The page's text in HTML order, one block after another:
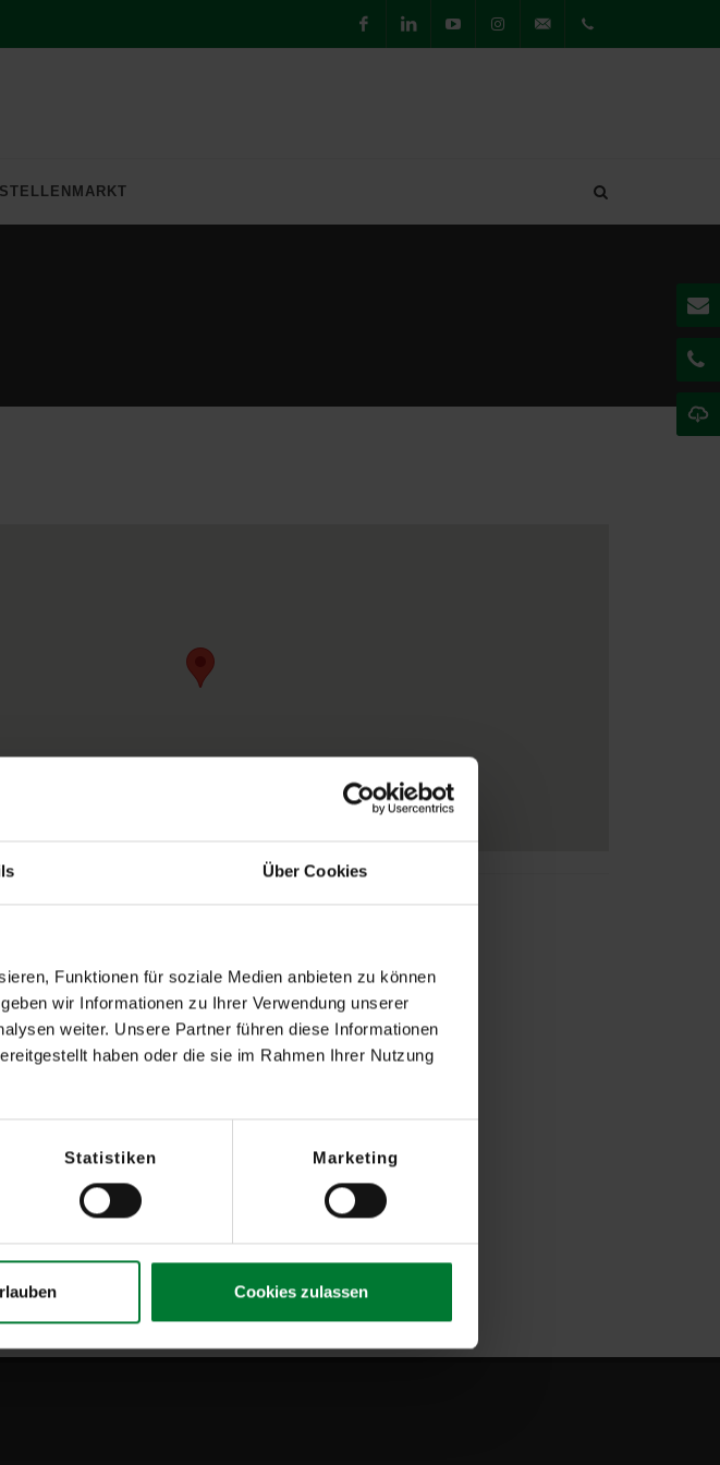
Über Cookies
Funktionen für soziale Medien anbieten zu können
wir Informationen zu Ihrer Verwendung unserer
weiter. Unsere Partner führen diese Informationen
haben oder die sie im Rahmen Ihrer Nutzung
Statistiken Marketing
Cookies zulassen
STELLENMARKT